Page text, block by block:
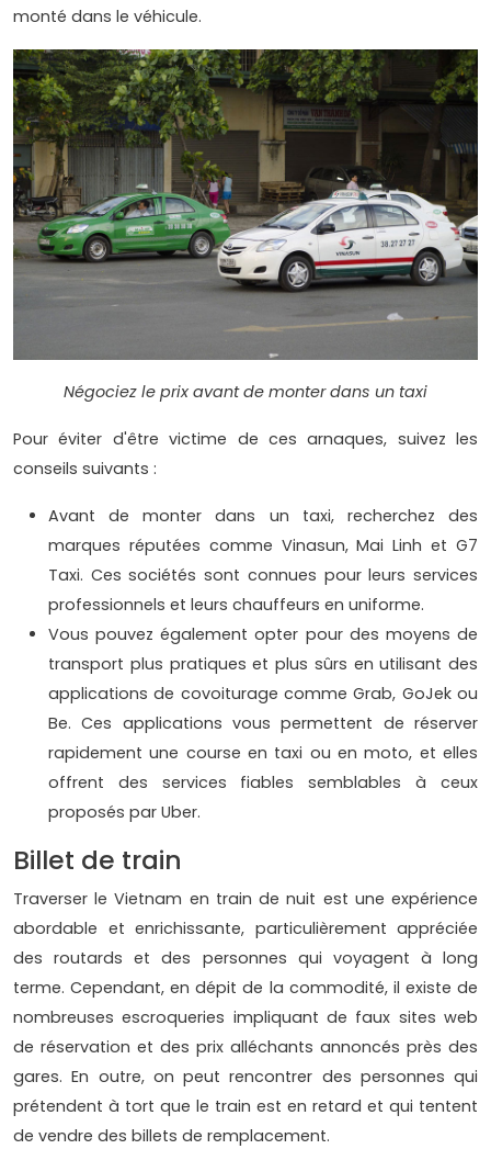
monté dans le véhicule.
Négociez le prix avant de monter dans un taxi
Pour éviter d'être victime de ces arnaques, suivez les
conseils suivants :
Avant de monter dans un taxi, recherchez des
marques réputées comme Vinasun, Mai Linh et G7
Taxi. Ces sociétés sont connues pour leurs services
professionnels et leurs chauffeurs en uniforme.
Vous pouvez également opter pour des moyens de
transport plus pratiques et plus sûrs en utilisant des
applications de covoiturage comme Grab, GoJek ou
Be. Ces applications vous permettent de réserver
rapidement une course en taxi ou en moto, et elles
offrent des services fiables semblables à ceux
proposés par Uber.
Billet de train
Traverser le Vietnam en train de nuit est une expérience
abordable et enrichissante, particulièrement appréciée
des routards et des personnes qui voyagent à long
terme. Cependant, en dépit de la commodité, il existe de
nombreuses escroqueries impliquant de faux sites web
de réservation et des prix alléchants annoncés près des
gares. En outre, on peut rencontrer des personnes qui
prétendent à tort que le train est en retard et qui tentent
de vendre des billets de remplacement.